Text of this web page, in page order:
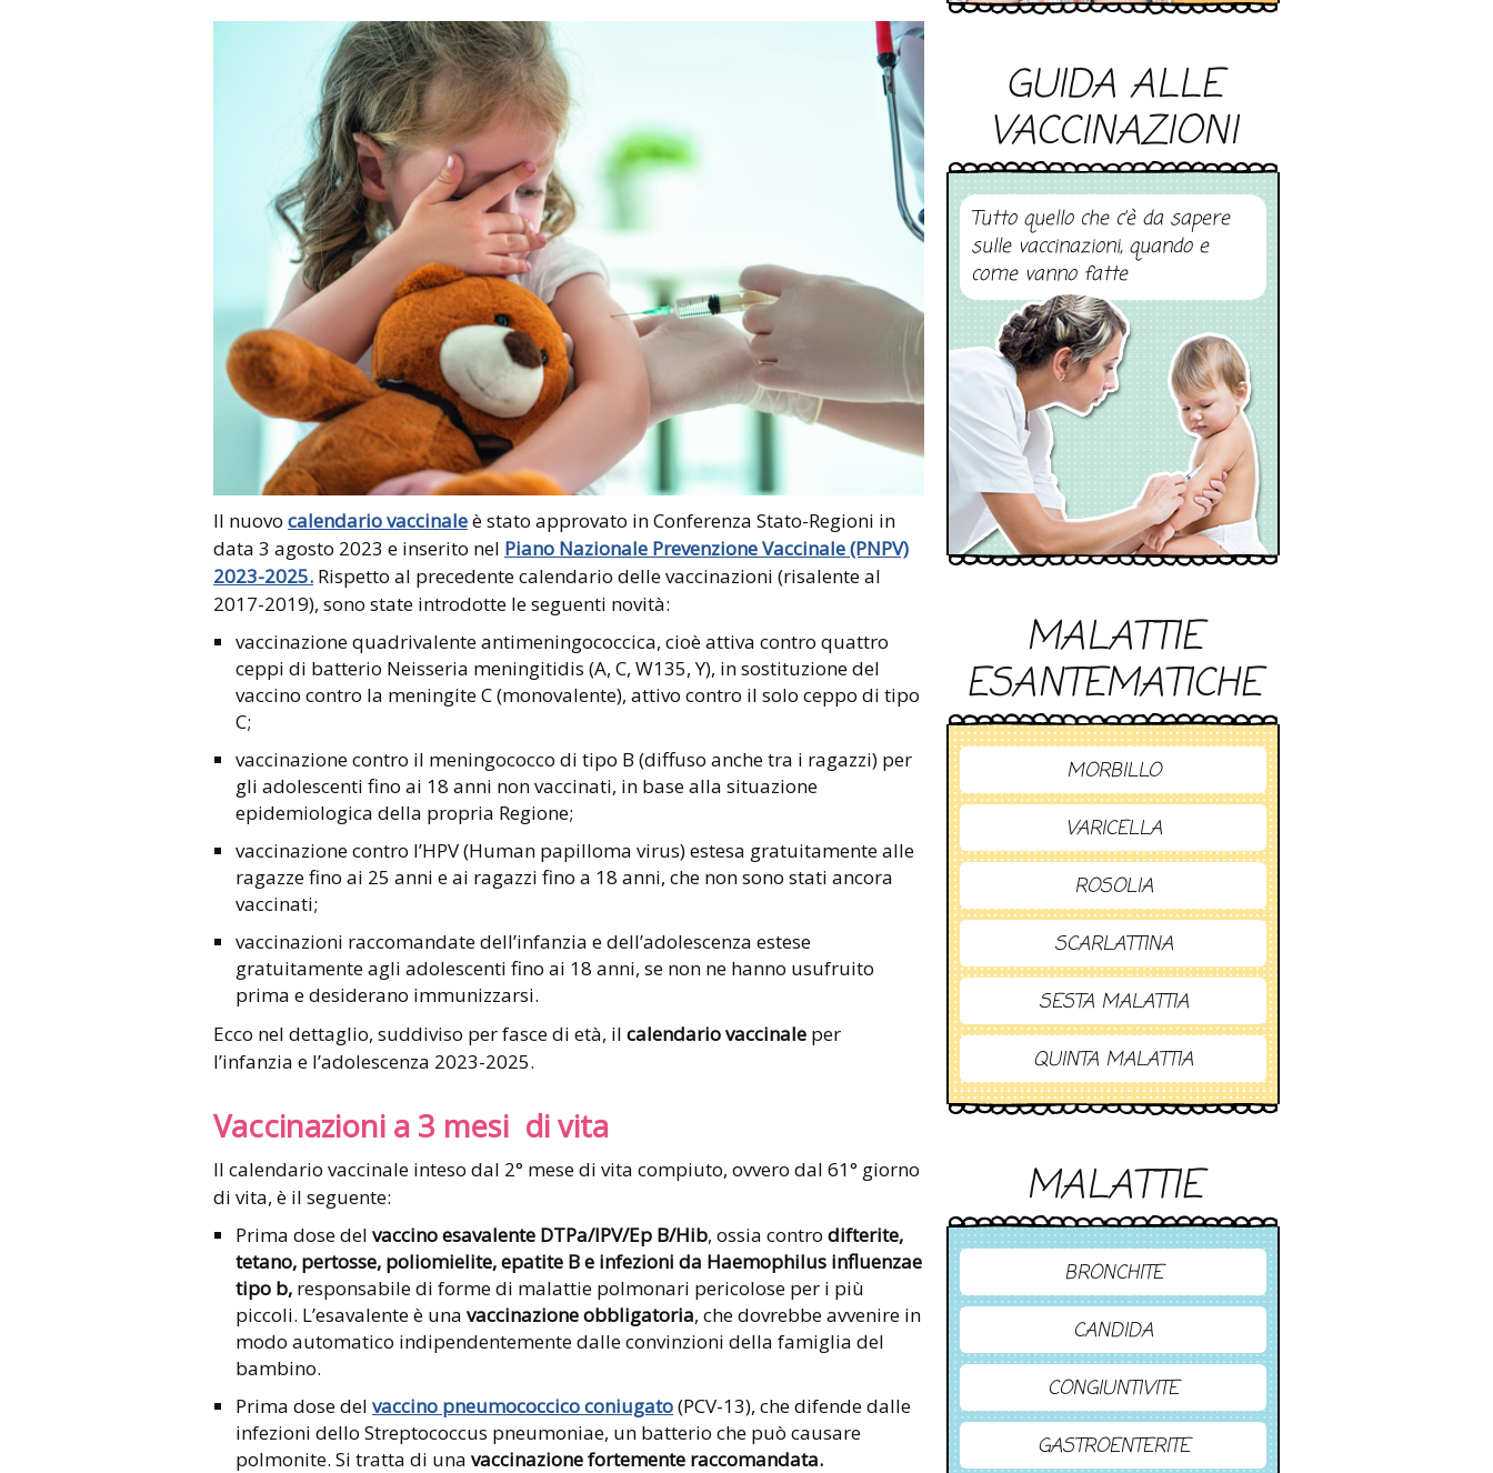
Il nuovo calendario vaccinaleè stato approvato in Conferenza Stato-Regioni in
data 3 agosto 2023 e inserito nel Piano Nazionale Prevenzione Vaccinale (PNPV)
2023-2025. Rispetto al precedente calendario delle vaccinazioni (risalente al
2017-2019), sono state introdotte le seguenti novità:
vaccinazione quadrivalente antimeningococcica, cioè attiva contro quattro
ceppi di batterio Neisseria meningitidis (A, C, W135, Y), in sostituzione del
vaccino contro la meningite C (monovalente), attivo contro il solo ceppo di tipo
C;
vaccinazione contro il meningococco di tipo B (diffuso anche tra i ragazzi) per
gli adolescenti fino ai 18 anni non vaccinati, in base alla situazione
epidemiologica della propria Regione;
vaccinazione contro l’HPV (Human papilloma virus) estesa gratuitamente alle
ragazze fino ai 25 anni e ai ragazzi fino a 18 anni, che non sono stati ancora
vaccinati;
vaccinazioni raccomandate dell’infanzia e dell’adolescenza estese
gratuitamente agli adolescenti fino ai 18 anni, se non ne hanno usufruito
prima e desiderano immunizzarsi.
Ecco nel dettaglio, suddiviso per fasce di età, il calendario vaccinale per
l’infanzia e l’adolescenza 2023-2025.
Vaccinazioni a 3 mesi di vita
Il calendario vaccinale inteso dal 2° mese di vita compiuto, ovvero dal 61° giorno
di vita, è il seguente:
Prima dose del vaccino esavalente DTPa/IPV/Ep B/Hib, ossia contro difterite,
tetano, pertosse, poliomielite, epatite B e infezioni da Haemophilus influenzae
tipo b, responsabile di forme di malattie polmonari pericolose per i più
piccoli. L’esavalente è una vaccinazione obbligatoria, che dovrebbe avvenire in
modo automatico indipendentemente dalle convinzioni della famiglia del
bambino.
Prima dose del vaccino pneumococcico coniugato(PCV-13), che difende dalle
infezioni dello Streptococcus pneumoniae, un batterio che può causare
polmonite. Si tratta di una vaccinazione fortemente raccomandata.
GUIDA ALLE
VACCINAZIONI
Tutto quello che c’è da sapere
sulle vaccinazioni, quando e
come vanno fatte
MALATTIE
ESANTEMATICHE
MORBILLO
VARICELLA
ROSOLIA
SCARLATTINA
SESTA MALATTIA
QUINTA MALATTIA
MALATTIE
BRONCHITE
CANDIDA
CONGIUNTIVITE
GASTROENTERITE